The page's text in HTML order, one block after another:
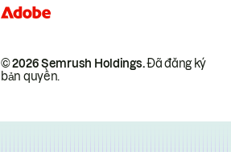
© 2026 Semrush Holdings.Đã đăng ký
bản quyền.